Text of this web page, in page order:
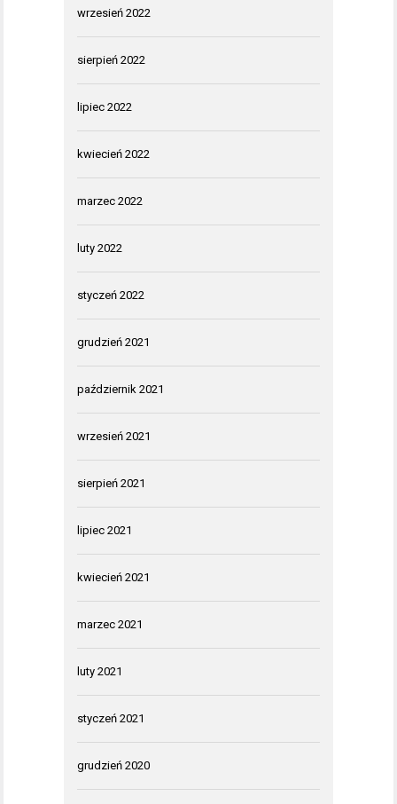
wrzesień 2022
sierpień 2022
lipiec 2022
kwiecień 2022
marzec 2022
luty 2022
styczeń 2022
grudzień 2021
październik 2021
wrzesień 2021
sierpień 2021
lipiec 2021
kwiecień 2021
marzec 2021
luty 2021
styczeń 2021
grudzień 2020